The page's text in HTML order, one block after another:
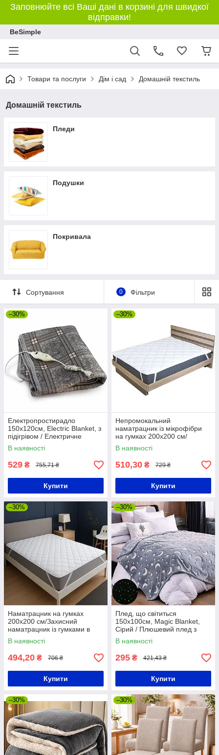
Заповнюйте всі Ваші дані в корзині для швидкої
відправки!
BeSimple
Товари та послуги Дім і сад Домашній текстиль
Домашній текстиль
Пледи
Подушки
Покривала
Сортування 0 Фільтри
–30%
Електропростирадло
150х120см, Electric Blanket, з
підігрівом / Електричне
простирадло з
терморегулятором
В наявності
529 ₴ 755,71 ₴
Купити
–30%
Непромокальний
наматрацник із мікрофібри
на гумках 200х200 см/
Захисний наматрацник
водонепроникний
В наявності
510,30 ₴ 729 ₴
Купити
–30%
Наматрацник на гумках
200х200 см/Захисний
наматрацник із гумками в
кутках/Стьобаний
наматрацник
В наявності
494,20 ₴ 706 ₴
Купити
–30%
Плед, що світиться
150х100см, Magic Blanket,
Сірий / Плюшевий плед з
зірковим небом / Дитяче
покривало
В наявності
295 ₴ 421,43 ₴
Купити
–30% –30%